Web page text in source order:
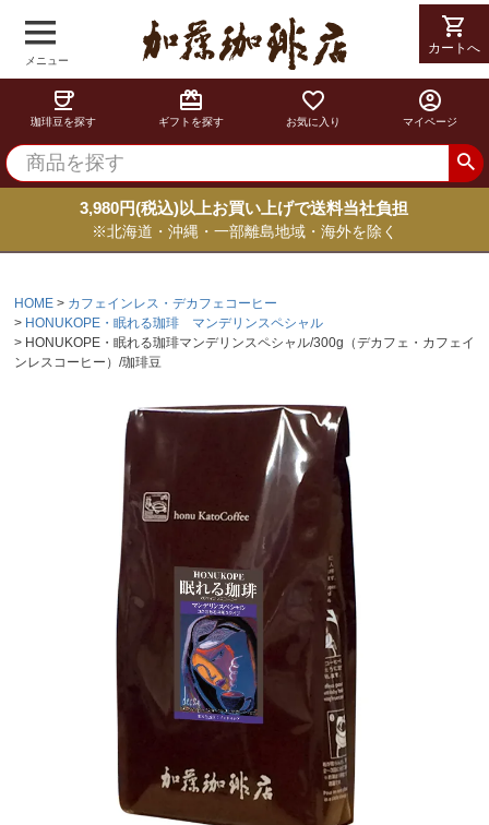
メニュー
shopping_cart
カートへ
coffee
珈琲豆を探す
card_giftcard
ギフトを探す
favorite_border
お気に入り
account_circle
マイページ
3,980円(税込)以上お買い上げで送料当社負担
※北海道・沖縄・一部離島地域・海外を除く
HOME
カフェインレス・デカフェコーヒー
HONUKOPE・眠れる珈琲 マンデリンスペシャル
HONUKOPE・眠れる珈琲マンデリンスペシャル/300g（デカフェ・カフェイ
ンレスコーヒー）/珈琲豆